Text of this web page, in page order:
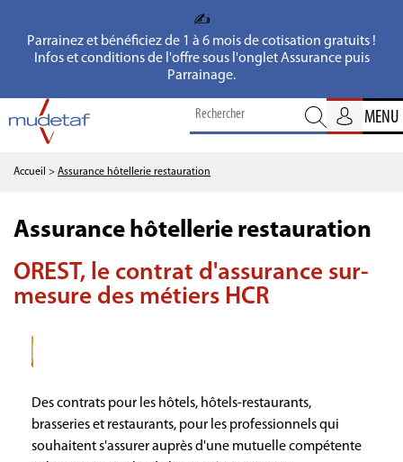
✍️
Parrainez et bénéficiez de 1 à 6 mois de cotisation gratuits !
Infos et conditions de l'offre sous l'onglet Assurance puis
Parrainage.
MENU
Accueil > Assurance hôtellerie restauration
Assurance hôtellerie restauration
OREST, le contrat d'assurance sur-
mesure des métiers HCR
Des contrats pour les hôtels, hôtels-restaurants,
brasseries et restaurants, pour les professionnels qui
souhaitent s'assurer auprès d'une mutuelle compétente